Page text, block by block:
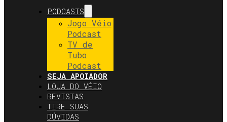
PODCASTS
Jogo Véio
Podcast
TV de
Tubo
Podcast
SEJA APOIADOR
LOJA DO VÉIO
REVISTAS
TIRE SUAS
DÚVIDAS